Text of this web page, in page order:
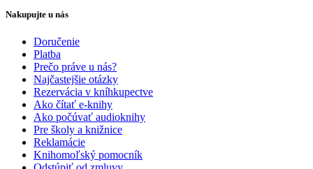
Nakupujte u nás
Doručenie
Platba
Prečo práve u nás?
Najčastejšie otázky
Rezervácia v kníhkupectve
Ako čítať e-knihy
Ako počúvať audioknihy
Pre školy a knižnice
Reklamácie
Knihomoľský pomocník